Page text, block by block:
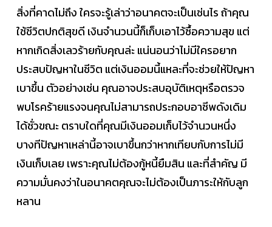
สิ่งที่คาดไม่ถึง ใครจะรู้เล่าว่าอนาคตจะเป็นเช่นไร ถ้าคุณ
ใช้ชีวิตปกติสุขดี เงินจำนวนนี้ก็เก็บเอาไว้ซื้อความสุข แต่
หากเกิดสิ่งเลวร้ายกับคุณล่ะ แน่นอนว่าไม่มีใครอยาก
ประสบปัญหาในชีวิต แต่เงินออมนี้แหละที่จะช่วยให้ปัญหา
เบาขึ้น ตัวอย่างเช่น คุณอาจประสบอุบัติเหตุหรือตรวจ
พบโรคร้ายแรงจนคุณไม่สามารถประกอบอาชีพดังเดิม
ได้ชั่วขณะ ตราบใดที่คุณมีเงินออมเก็บไว้จำนวนหนึ่ง
บางทีปัญหาเหล่านี้อาจเบาขึ้นกว่าหากเทียบกับการไม่มี
เงินเก็บเลย เพราะคุณไม่ต้องกู้หนี้ยืมสิน และที่สำคัญ มี
ความมั่นคงว่าในอนาคตคุณจะไม่ต้องเป็นภาระให้กับลูก
หลาน